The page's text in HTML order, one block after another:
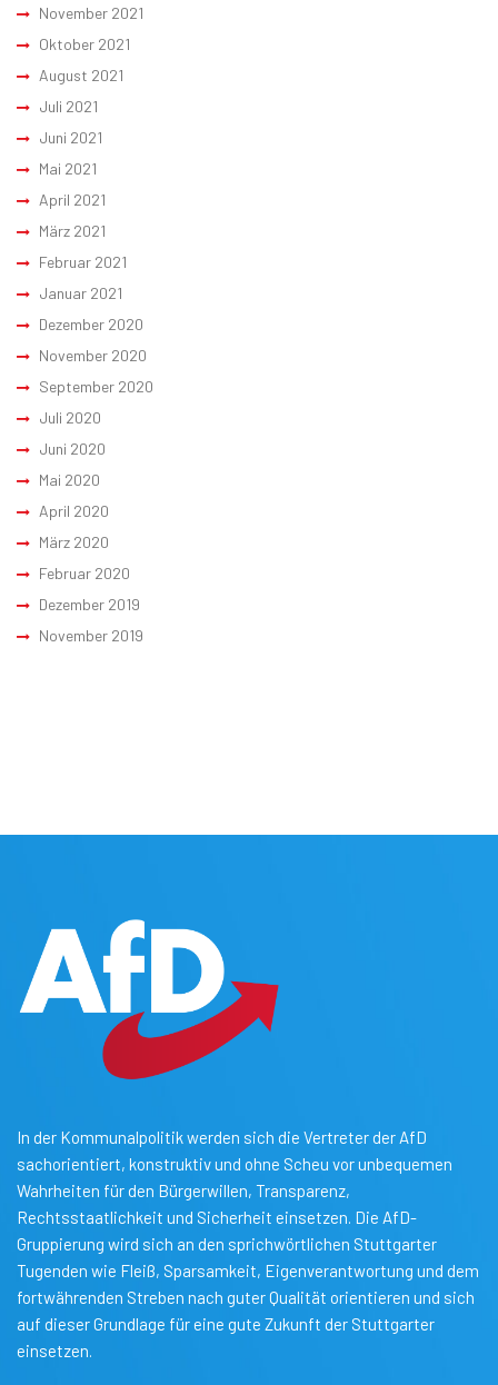
November 2021
Oktober 2021
August 2021
Juli 2021
Juni 2021
Mai 2021
April 2021
März 2021
Februar 2021
Januar 2021
Dezember 2020
November 2020
September 2020
Juli 2020
Juni 2020
Mai 2020
April 2020
März 2020
Februar 2020
Dezember 2019
November 2019
In der Kommunalpolitik werden sich die Vertreter der AfD
sachorientiert, konstruktiv und ohne Scheu vor unbequemen
Wahrheiten für den Bürgerwillen, Transparenz,
Rechtsstaatlichkeit und Sicherheit einsetzen. Die AfD-
Gruppierung wird sich an den sprichwörtlichen Stuttgarter
Tugenden wie Fleiß, Sparsamkeit, Eigenverantwortung und dem
fortwährenden Streben nach guter Qualität orientieren und sich
auf dieser Grundlage für eine gute Zukunft der Stuttgarter
einsetzen.